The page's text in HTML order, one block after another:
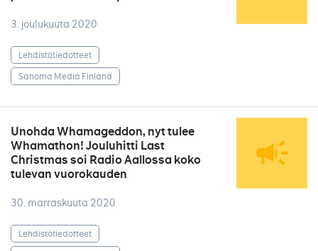
3. joulukuuta 2020
Lehdistötiedotteet
Sanoma Media Finland
Unohda Whamageddon, nyt tulee
Whamathon! Jouluhitti Last
Christmas soi Radio Aallossa koko
tulevan vuorokauden
30. marraskuuta 2020
Lehdistötiedotteet